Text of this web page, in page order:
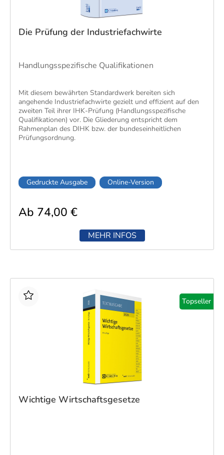
Die Prüfung der Industriefachwirte
Handlungsspezifische Qualifikationen
​Mit diesem bewährten Standardwerk bereiten sich
angehende Industriefachwirte gezielt und effizient auf den
zweiten Teil ihrer IHK-Prüfung (Handlungsspezifische
Qualifikationen) vor. Die Gliederung entspricht dem
Rahmenplan des DIHK bzw. der bundeseinheitlichen
Prüfungsordnung.
Gedruckte Ausgabe Online-Version
Ab 74,00 €
MEHR INFOS
Topseller
Wichtige Wirtschaftsgesetze